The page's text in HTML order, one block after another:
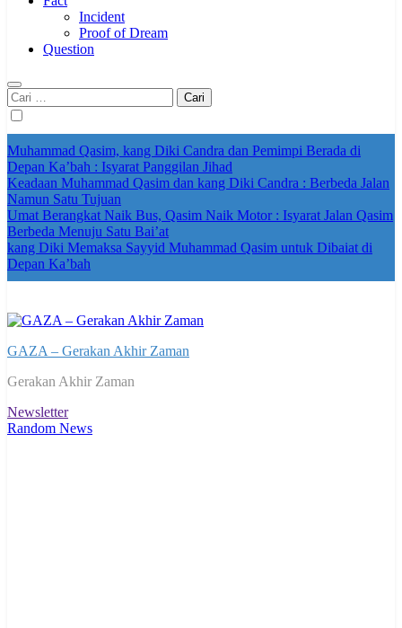
Incident
Proof of Dream
Question
Cari
untuk:
Muhammad Qasim, kang Diki Candra dan Pemimpi Berada di
Depan Ka’bah : Isyarat Panggilan Jihad
Keadaan Muhammad Qasim dan kang Diki Candra : Berbeda Jalan
Namun Satu Tujuan
Umat Berangkat Naik Bus, Qasim Naik Motor : Isyarat Jalan Qasim
Berbeda Menuju Satu Bai’at
kang Diki Memaksa Sayyid Muhammad Qasim untuk Dibaiat di
Depan Ka’bah
GAZA – Gerakan Akhir Zaman
Gerakan Akhir Zaman
Newsletter
Random News